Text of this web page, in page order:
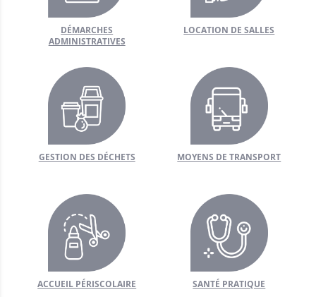
DÉMARCHES
ADMINISTRATIVES
LOCATION DE SALLES
GESTION DES DÉCHETS MOYENS DE TRANSPORT
ACCUEIL PÉRISCOLAIRE SANTÉ PRATIQUE